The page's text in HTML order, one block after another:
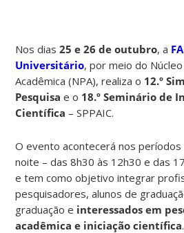
Nos dias25 e 26 de outubro, a
Universitário, por meio do
Acadêmica (NPA), realiza o 12.º
Pesquisa e o 18.º Seminário de
Científica – SPPAIC.
O evento acontecerá nos períodos
noite – das 8h30 às 12h30 e das
e tem como objetivo integrar
pesquisadores, alunos de
graduação e interessados em
acadêmica e iniciação científica.